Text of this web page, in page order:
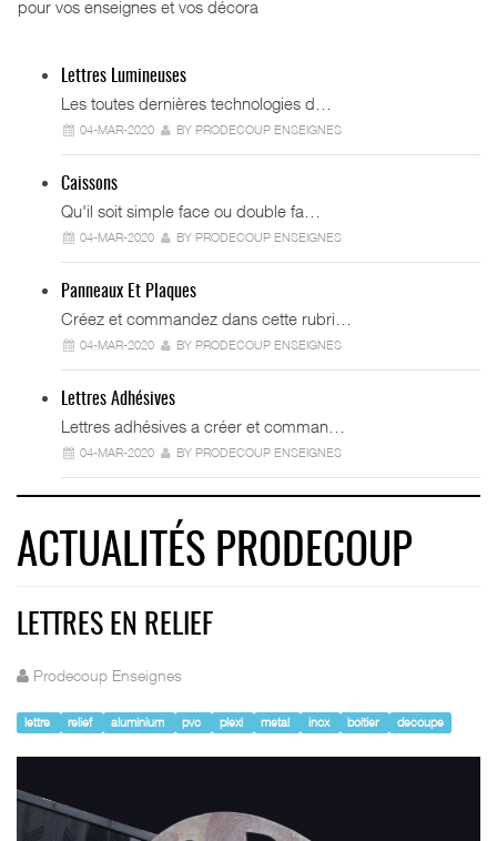
pour vos enseignes et vos décora
Lettres Lumineuses
Les toutes dernières technologies d…
04-MAR-2020 BY PRODECOUP ENSEIGNES
Caissons
Qu'il soit simple face ou double fa…
04-MAR-2020 BY PRODECOUP ENSEIGNES
Panneaux Et Plaques
Créez et commandez dans cette rubri…
04-MAR-2020 BY PRODECOUP ENSEIGNES
Lettres Adhésives
Lettres adhésives a créer et comman…
04-MAR-2020 BY PRODECOUP ENSEIGNES
ACTUALITÉS PRODECOUP
LETTRES EN RELIEF
Prodecoup Enseignes
lettre relief aluminium pvc plexi metal inox boitier decoupe